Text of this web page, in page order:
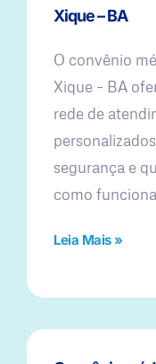
Xique – BA
O convênio
Xique – BA
rede de
segurança e
como
Leia Mais »